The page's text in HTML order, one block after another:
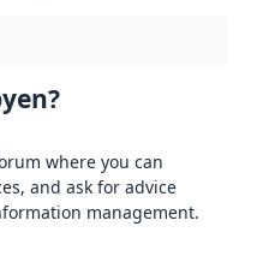
where you can
and ask for advice
management.